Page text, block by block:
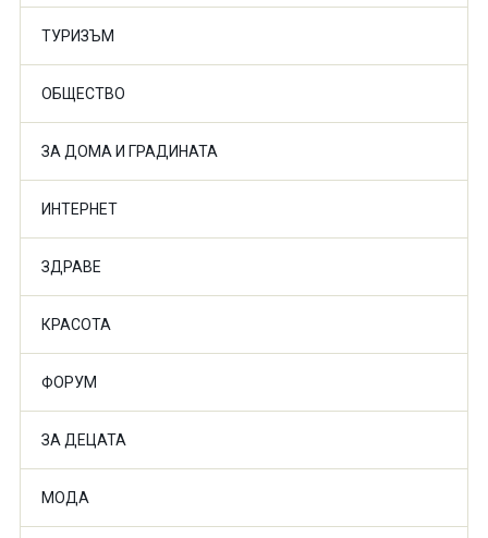
ТУРИЗЪМ
ОБЩЕСТВО
ЗА ДОМА И ГРАДИНАТА
ИНТЕРНЕТ
ЗДРАВЕ
КРАСОТА
ФОРУМ
ЗА ДЕЦАТА
МОДА